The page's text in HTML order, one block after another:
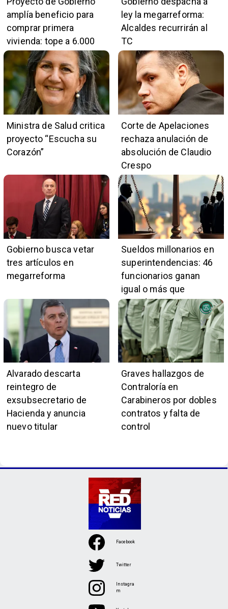
amplía beneficio para
comprar primera
vivienda: tope a 6.000
UF y 30 mil cupos
ley la megarreforma:
Alcaldes recurrirán al
TC
Ministra de Salud critica
proyecto “Escucha su
Corazón”
Corte de Apelaciones
rechaza anulación de
absolución de Claudio
Crespo
Gobierno busca vetar
tres artículos en
megarreforma
Sueldos millonarios en
superintendencias: 46
funcionarios ganan
igual o más que
presidente Kast
Alvarado descarta
reintegro de
exsubsecretario de
Hacienda y anuncia
nuevo titular
Graves hallazgos de
Contraloría en
Carabineros por dobles
contratos y falta de
control
Facebook
Twitter
Instagra
m